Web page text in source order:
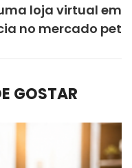
loja virtual em
no mercado pet
GOSTAR